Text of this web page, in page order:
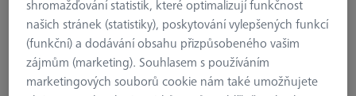
shromažďování statistik, které optimalizují funkčnost
našich stránek (statistiky), poskytování vylepšených funkcí
(funkční) a dodávání obsahu přizpůsobeného vašim
zájmům (marketing). Souhlasem s používáním
marketingových souborů cookie nám také umožňujete